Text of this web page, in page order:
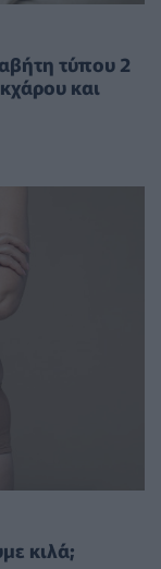
τύπου 2
και
κιλά;